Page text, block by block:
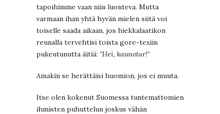
tapoihimme vaan niin luonteva. Mutta
varmaan ihan yhtä hyvän mielen siitä voi
toiselle saada aikaan, jos hiekkalaatikon
reunalla tervehtisi toista gore-texiin
pukeutunutta äitiä: ”Hei, kaunotar!”
Ainakin se herättäisi huomion, jos ei muuta.
Itse olen kokenut Suomessa tuntemattomien
ihmisten puhuttelun joskus vähän